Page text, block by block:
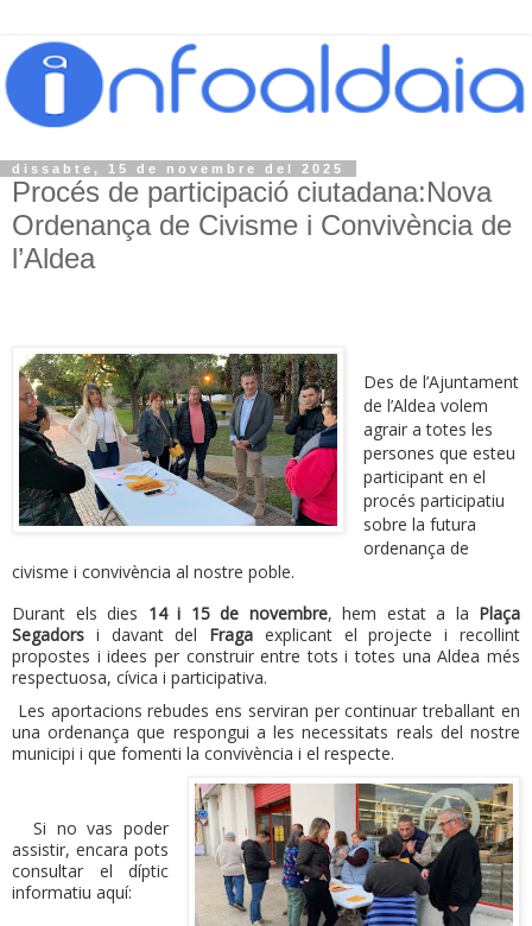
dissabte, 15 de novembre del 2025
Procés de participació ciutadana:Nova
Ordenança de Civisme i Convivència de
l’Aldea
Des de l’Ajuntament
de l’Aldea volem
agrair a totes les
persones que esteu
participant en el
procés participatiu
sobre la futura
ordenança de
civisme i convivència al nostre poble.
Durant els dies 14 i 15 de novembre, hem estat a la Plaça
Segadors i davant del Fraga explicant el projecte i recollint
propostes i idees per construir entre tots i totes una Aldea més
respectuosa, cívica i participativa.
Les aportacions rebudes ens serviran per continuar treballant en
una ordenança que respongui a les necessitats reals del nostre
municipi i que fomenti la convivència i el respecte.
Si no vas poder
assistir, encara pots
consultar el díptic
informatiu aquí: